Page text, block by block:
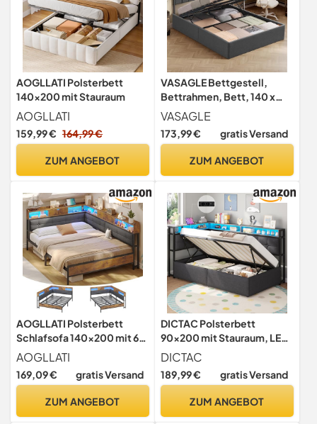
AOGLLATI Polsterbett
140x200 mit Stauraum
AOGLLATI
159,99 € 164,99 €
ZUM ANGEBOT
VASAGLE Bettgestell,
Bettrahmen, Bett, 140 x
200 cm, klappbar
Lattenrost,
Unterbettaufbewahrung,
modern, einfache
RMB614G02
VASAGLE
173,99 € gratis Versand
ZUM ANGEBOT
AOGLLATI Polsterbett
Schlafsofa 140x200 mit 6
Staufächern Jugendbett
140x200 mit LED-
Beleuchtung Tagesbett mit
Bettgestell mit Lattenrost
AOGLLATI
169,09 € gratis Versand
ZUM ANGEBOT
DICTAC Polsterbett
90x200 mit Stauraum, LED
& Ladestation | Jugendbett
90x200 mit Hydraulischer
Bettkasten, zweistöckiges
Einzelbett in Grau– für
DICTAC
189,99 € gratis Versand
ZUM ANGEBOT